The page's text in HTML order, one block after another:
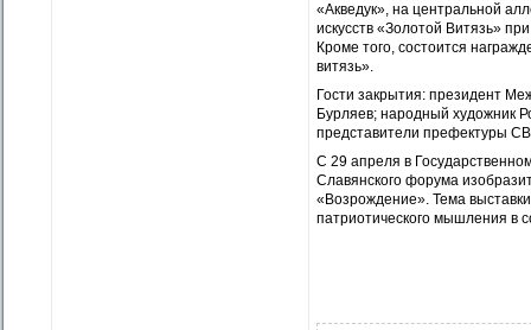
«Акведук», на центральной
искусств «Золотой Витязь»
Кроме того, состоится
витязь».
Гости закрытия: президент
Бурляев; народный художник
представители префектуры
С 29 апреля в
Славянского форума
«Возрождение». Тема
патриотического мышления в